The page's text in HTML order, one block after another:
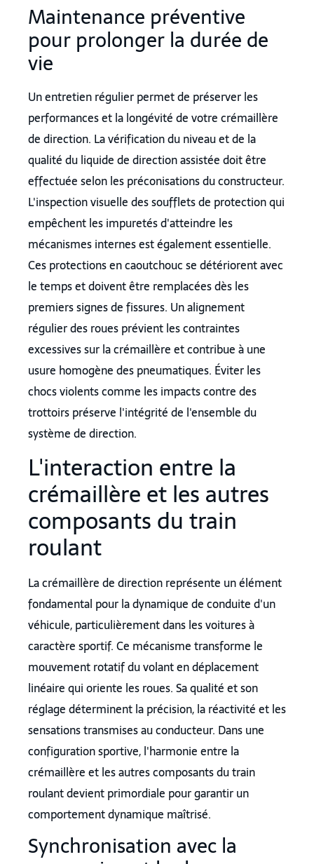
Maintenance préventive
pour prolonger la durée de
vie
Un entretien régulier permet de préserver les
performances et la longévité de votre crémaillère
de direction. La vérification du niveau et de la
qualité du liquide de direction assistée doit être
effectuée selon les préconisations du constructeur.
L'inspection visuelle des soufflets de protection qui
empêchent les impuretés d'atteindre les
mécanismes internes est également essentielle.
Ces protections en caoutchouc se détériorent avec
le temps et doivent être remplacées dès les
premiers signes de fissures. Un alignement
régulier des roues prévient les contraintes
excessives sur la crémaillère et contribue à une
usure homogène des pneumatiques. Éviter les
chocs violents comme les impacts contre des
trottoirs préserve l'intégrité de l'ensemble du
système de direction.
L'interaction entre la
crémaillère et les autres
composants du train
roulant
La crémaillère de direction représente un élément
fondamental pour la dynamique de conduite d'un
véhicule, particulièrement dans les voitures à
caractère sportif. Ce mécanisme transforme le
mouvement rotatif du volant en déplacement
linéaire qui oriente les roues. Sa qualité et son
réglage déterminent la précision, la réactivité et les
sensations transmises au conducteur. Dans une
configuration sportive, l'harmonie entre la
crémaillère et les autres composants du train
roulant devient primordiale pour garantir un
comportement dynamique maîtrisé.
Synchronisation avec la